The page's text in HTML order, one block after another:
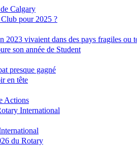
Calgary
pour 2025 ?
vivaient dans des pays fragiles ou
son année de Student
presque gagné
en tête
Actions
International
du Rotary